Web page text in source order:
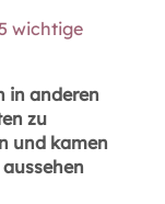
wichtige
in anderen
zu
und kamen